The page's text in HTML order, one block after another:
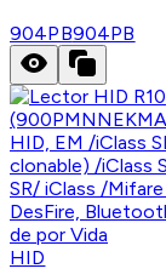
904PB904PB
HID